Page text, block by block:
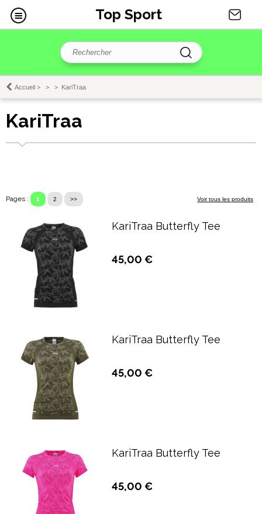
Top Sport
Accueil > > > KariTraa
KariTraa
Pages : 1 2 >> Voir tous les produits
KariTraa Butterfly Tee
45,00 €
KariTraa Butterfly Tee
45,00 €
KariTraa Butterfly Tee
45,00 €